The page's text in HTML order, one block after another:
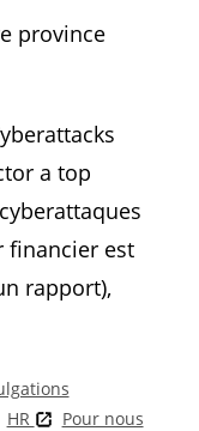
province
a top
financier est
rapport),
HR
Pour nous